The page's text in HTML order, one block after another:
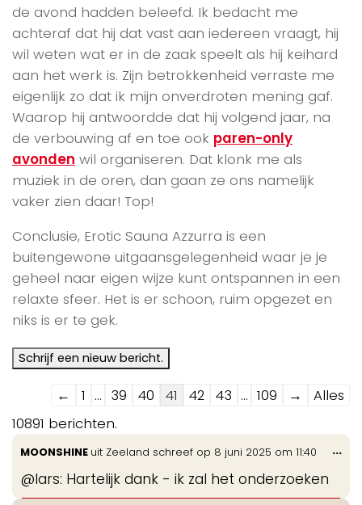
de avond hadden beleefd. Ik bedacht me
achteraf dat hij dat vast aan iedereen vraagt, hij
wil weten wat er in de zaak speelt als hij keihard
aan het werk is. Zijn betrokkenheid verraste me
eigenlijk zo dat ik mijn onverdroten mening gaf.
Waarop hij antwoordde dat hij volgend jaar, na
de verbouwing af en toe ook paren-only
avonden wil organiseren. Dat klonk me als
muziek in de oren, dan gaan ze ons namelijk
vaker zien daar! Top!
Conclusie, Erotic Sauna Azzurra is een
buitengewone uitgaansgelegenheid waar je je
geheel naar eigen wijze kunt ontspannen in een
relaxte sfeer. Het is er schoon, ruim opgezet en
niks is er te gek.
Navigatie
door
de
gastenboek-
lijst
← 1 ... 39 40 41 42 43 ... 109 →
Alles
10891 berichten.
MOONSHINE uit Zeeland schreef op 8 juni 2025 om 11:40
@lars: Hartelijk dank - ik zal het onderzoeken
...